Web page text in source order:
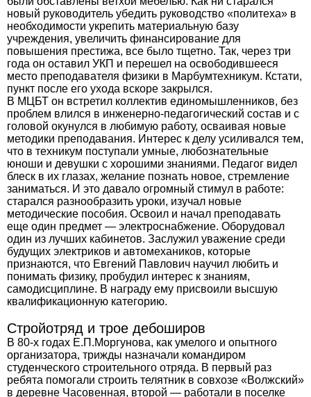
новый руководитель убедить руководство «политеха» в
необходимости укрепить материальную базу
учреждения, увеличить финансирование для
повышения престижа, все было тщетно. Так, через три
года он оставил УКП и перешел на освободившееся
место преподавателя физики в Марбумтехникум. Кстати,
пункт после его ухода вскоре закрылся.
В МЦБТ он встретил коллектив единомышленников, без
проблем влился в инженерно-педагогический состав и с
головой окунулся в любимую работу, осваивая новые
методики преподавания. Интерес к делу усиливался тем,
что в техникум поступали умные, любознательные
юноши и девушки с хорошими знаниями. Педагог видел
блеск в их глазах, желание познать новое, стремление
заниматься. И это давало огромный стимул в работе:
старался разнообразить уроки, изучал новые
методические пособия. Освоил и начал преподавать
еще один предмет — электроснабжение. Оборудовал
один из лучших кабинетов. Заслужил уважение среди
будущих электриков и автомехаников, которые
признаются, что Евгений Павлович научил любить и
понимать физику, пробудил интерес к знаниям,
самодисциплине. В награду ему присвоили высшую
квалификационную категорию.
Стройотряд и трое дебоширов
В 80-х годах Е.П.Моргунова, как умелого и опытного
организатора, трижды назначали командиром
студенческого строительного отряда. В первый раз
ребята помогали строить телятник в совхозе «Волжский»
в деревне Часовенная, второй — работали в поселке